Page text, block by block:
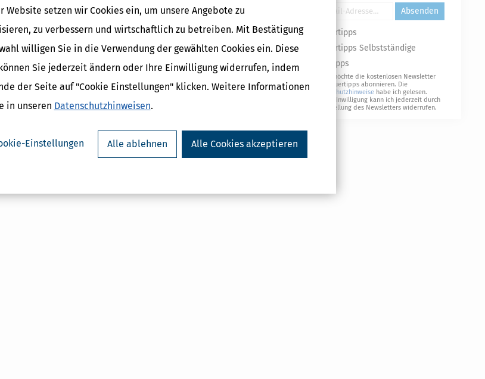
Website setzen wir Cookies ein, um unsere Angebote zu
zu verbessern und wirtschaftlich zu betreiben. Mit Bestätigung
willigen Sie in die Verwendung der gewählten Cookies ein. Diese
Sie jederzeit ändern oder Ihre Einwilligung widerrufen, indem
der Seite auf "Cookie Einstellungen" klicken. Weitere Informationen
in unseren Datenschutzhinweisen.
Einstellungen Alle ablehnen Alle Cookies akzeptieren
-
und
Absenden
Steuertipps
Steuertipps Selbstständige
Geldtipps
Ja, ich möchte die kostenlosen Newsletter
von Steuertipps abonnieren. Die
Datenschutzhinweise habe ich gelesen.
Meine Einwilligung kann ich jederzeit durch
Abbestellung des Newsletters widerrufen.